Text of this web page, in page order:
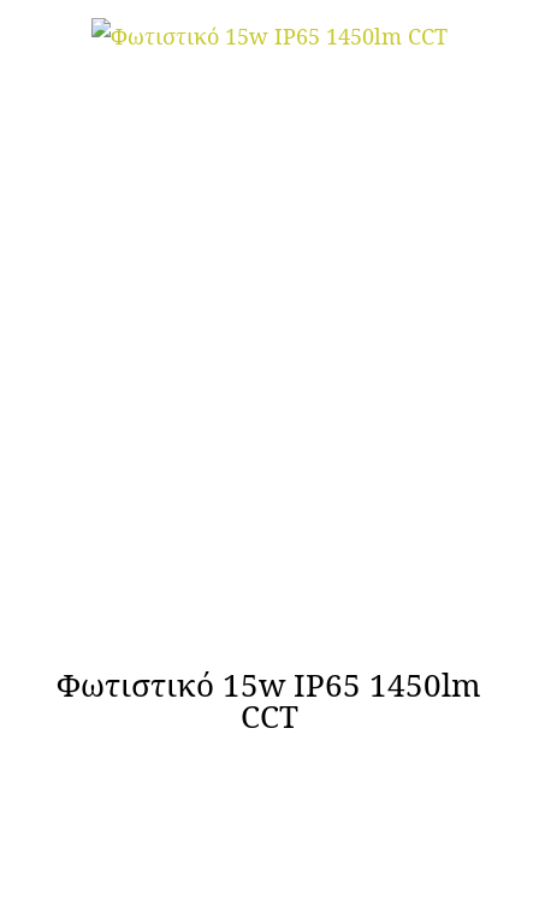
Φωτιστικό 15w IP65 1450lm
CCT